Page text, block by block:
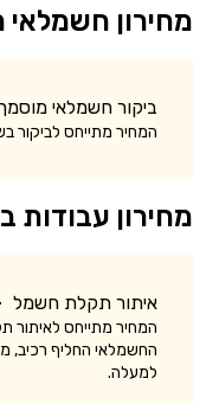
מחירון
ביקור חשמלאי
המחיר מתייחס לביקור
מחירון עבודות
איתור תקלת חשמל
המחיר מתייחס
למעלה.